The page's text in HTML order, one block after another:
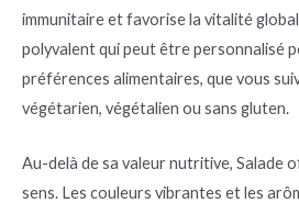
immunitaire et favorise la vitalité
polyvalent qui peut être personnalisé
préférences alimentaires, que vous
végétarien, végétalien ou sans gluten.
Au-delà de sa valeur nutritive, Salade
sens. Les couleurs vibrantes et les